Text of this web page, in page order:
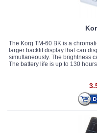
The Korg TM-60 BK is a
larger backlit display that can
simultaneously. The brightness
The battery life is up to 130